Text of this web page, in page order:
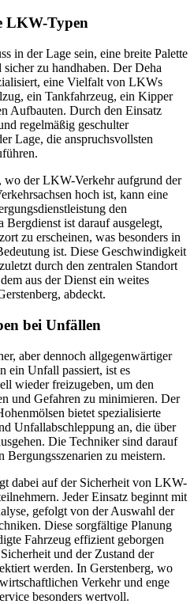
LKW-Typen
in der Lage sein, eine breite Palette
zu handhaben. Der Deha
eine Vielfalt von LKWs
ein Tankfahrzeug, ein Kipper
Aufbauten. Durch den Einsatz
regelmäßig geschulter
Lage, die anspruchsvollsten
wo der LKW-Verkehr aufgrund der
hoch ist, kann eine
den
ist darauf ausgelegt,
zu erscheinen, was besonders in
ist. Diese Geschwindigkeit
durch den zentralen Standort
aus der Dienst ein weites
abdeckt.
bei Unfällen
aber dennoch allgegenwärtiger
ein Unfall passiert, ist es
wieder freizugeben, um den
und Gefahren zu minimieren. Der
bietet spezialisierte
Unfallabschleppung an, die über
Die Techniker sind darauf
Bergungsszenarien zu meistern.
dabei auf der Sicherheit von LKW-
Jeder Einsatz beginnt mit
gefolgt von der Auswahl der
Diese sorgfältige Planung
Fahrzeug effizient geborgen
und der Zustand der
werden. In Gerstenberg, wo
Verkehr und enge
besonders wertvoll.